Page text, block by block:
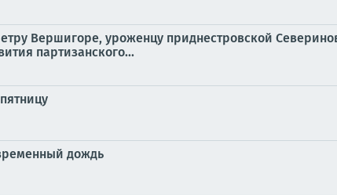
Вершигоре, уроженцу приднестровской
партизанского...
дождь